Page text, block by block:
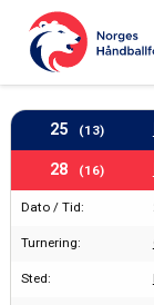
25 (13)
28 (16)
Dato / Tid:
Turnering:
Sted: